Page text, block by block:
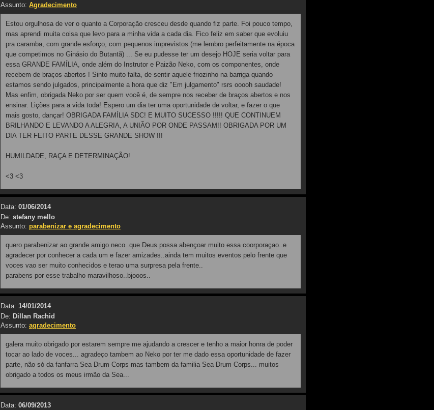
Assunto: Agradecimento
Estou orgulhosa de ver o quanto a Corporação cresceu desde quando fiz parte. Foi pouco tempo,
mas aprendi muita coisa que levo para a minha vida a cada dia. Fico feliz em saber que evoluiu
pra caramba, com grande esforço, com pequenos imprevistos (me lembro perfeitamente na época
que competimos no Ginásio do Butantã) ... Se eu pudesse ter um desejo HOJE seria voltar para
essa GRANDE FAMÍLIA, onde além do Instrutor e Paizão Neko, com os componentes, onde
recebem de braços abertos ! Sinto muito falta, de sentir aquele friozinho na barriga quando
estamos sendo julgados, principalmente a hora que diz "Em julgamento" rsrs ooooh saudade!
Mas enfim, obrigada Neko por ser quem você é, de sempre nos receber de braços abertos e nos
ensinar. Lições para a vida toda! Espero um dia ter uma oportunidade de voltar, e fazer o que
mais gosto, dançar! OBRIGADA FAMÍLIA SDC! E MUITO SUCESSO !!!!! QUE CONTINUEM
BRILHANDO E LEVANDO A ALEGRIA, A UNIÃO POR ONDE PASSAM!! OBRIGADA POR UM
DIA TER FEITO PARTE DESSE GRANDE SHOW !!!
HUMILDADE, RAÇA E DETERMINAÇÃO!
<3 <3
Data: 01/06/2014
De: stefany mello
Assunto: parabenizar e agradecimento
quero parabenizar ao grande amigo neco..que Deus possa abençoar muito essa coorporaçao..e
agradecer por conhecer a cada um e fazer amizades..ainda tem muitos eventos pelo frente que
voces vao ser muito conhecidos e terao uma surpresa pela frente..
parabens por esse trabalho maravilhoso..bjooos..
Data: 14/01/2014
De: Dillan Rachid
Assunto: agradecimento
galera muito obrigado por estarem sempre me ajudando a crescer e tenho a maior honra de poder
tocar ao lado de voces... agradeço tambem ao Neko por ter me dado essa oportunidade de fazer
parte, não só da fanfarra Sea Drum Corps mas tambem da familia Sea Drum Corps... muitos
obrigado a todos os meus irmão da Sea...
Data: 06/09/2013